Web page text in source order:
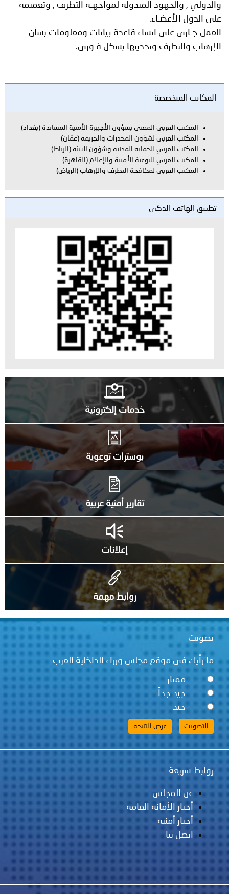
والدولي , والجهود المبذولة لمواجهـة التطرف , وتعميمه
على الدول الأعضـاء.
العمل جـاري على انشاء قاعدة بيانات ومعلومات بشأن
الإرهاب والتطرف وتحديثها بشكل فـوري.
المكاتب المتخصصة
المكتب العربي المعني بشؤون الأجهزة الأمنية المساندة (بغداد)
المكتب العربي لشؤون المخدرات والجريمة (عمّان)
المكتب العربي للحماية المدنية وشؤون البيئة (الرباط)
المكتب العربي للتوعية الأمنية والإعلام (القاهرة)
المكتب العربي لمكافحة التطرف والإرهاب (الرياض)
تطبيق الهاتف الذكي
خدمات إلكترونية
بوسترات توعوية
تقارير أمنية عربية
إعلانات
روابط مهمة
تصويت
ما رأيك في موقع مجلس وزراء الداخلية العرب
ممتاز
جيد جداً
جيد
روابط سريعة
عن المجلس
أخبار الأمانة العامة
أخبار أمنية
اتصل بنا